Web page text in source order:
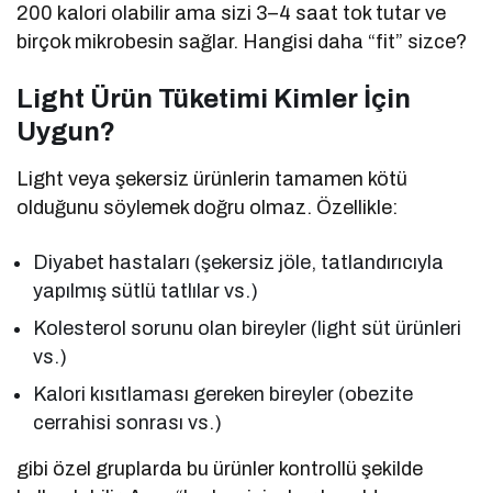
200 kalori olabilir ama sizi 3–4 saat tok tutar ve
birçok mikrobesin sağlar. Hangisi daha “fit” sizce?
Light Ürün Tüketimi Kimler İçin
Uygun?
Light veya şekersiz ürünlerin tamamen kötü
olduğunu söylemek doğru olmaz. Özellikle:
Diyabet hastaları (şekersiz jöle, tatlandırıcıyla
yapılmış sütlü tatlılar vs.)
Kolesterol sorunu olan bireyler (light süt ürünleri
vs.)
Kalori kısıtlaması gereken bireyler (obezite
cerrahisi sonrası vs.)
gibi özel gruplarda bu ürünler kontrollü şekilde